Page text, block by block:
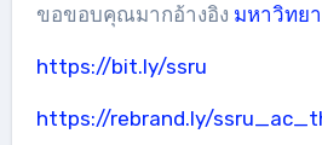
ขอขอบคุณมากอ้างอิง มหาวิทย
https://bit.ly/ssru
https://rebrand.ly/